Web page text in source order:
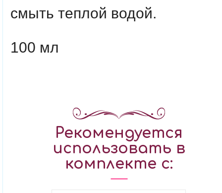
смыть теплой водой.
100 мл
Рекомендуется
использовать в
комплекте с: